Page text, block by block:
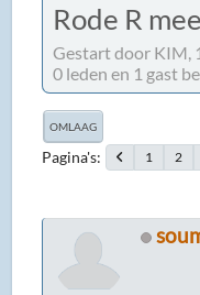
Rode R
Gestart door KIM,
0 leden en 1 gast
OMLAAG
Pagina's 1 2